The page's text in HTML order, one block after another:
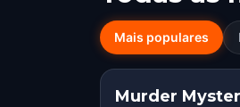
Mais populares
Murder